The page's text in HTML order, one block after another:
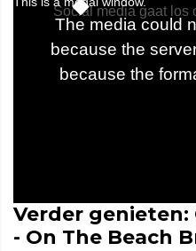
Verder genieten:
- On The Beach